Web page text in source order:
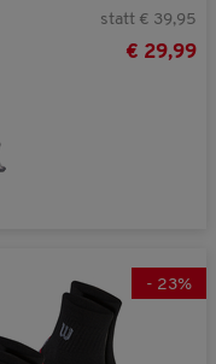
statt € 39,95
€ 29,99
- 23%